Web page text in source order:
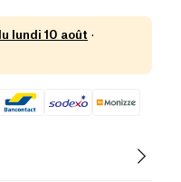
lundi 10 août ·